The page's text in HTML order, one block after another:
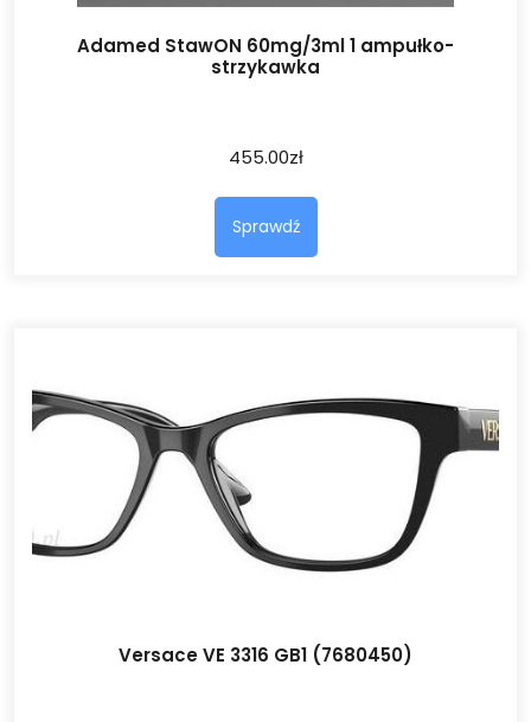
Adamed StawON 60mg/3ml 1 ampułko-
strzykawka
455.00zł
Sprawdź
Versace VE 3316 GB1 (7680450)